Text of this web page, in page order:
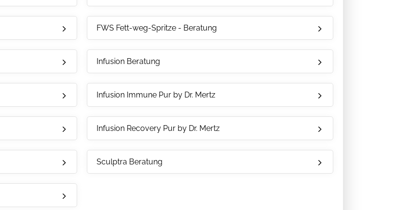
FWS Fett-weg-Spritze - Beratung
Infusion Beratung
Infusion Immune Pur by Dr. Mertz
Infusion Recovery Pur by Dr. Mertz
Sculptra Beratung